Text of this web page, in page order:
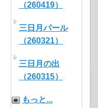
（260419）
三日月パール
（260321）
三日月の出
（260315）
もっと...